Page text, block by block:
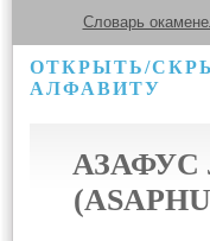
Словарь
ОТКРЫТЬ/
АЛФАВИТУ